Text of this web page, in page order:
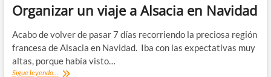
Organizar un viaje a Alsacia en Navidad
Acabo de volver de pasar 7 días recorriendo la preciosa región
francesa de Alsacia en Navidad. Iba con las expectativas muy
altas, porque había visto…
Sigue leyendo...
Organizar